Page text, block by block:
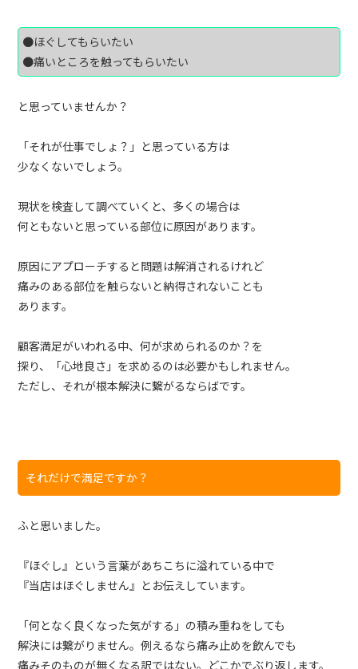
●ほぐしてもらいたい
●痛いところを触ってもらいたい
と思っていませんか？
「それが仕事でしょ？」と思っている方は
少なくないでしょう。
現状を検査して調べていくと、多くの場合は
何ともないと思っている部位に原因があります。
原因にアプローチすると問題は解消されるけれど
痛みのある部位を触らないと納得されないことも
あります。
顧客満足がいわれる中、何が求められるのか？を
探り、「心地良さ」を求めるのは必要かもしれません。
ただし、それが根本解決に繋がるならばです。
それだけで満足ですか？
ふと思いました。
『ほぐし』という言葉があちこちに溢れている中で
『当店はほぐしません』とお伝えしています。
「何となく良くなった気がする」の積み重ねをしても
解決には繋がりません。例えるなら痛み止めを飲んでも
痛みそのものが無くなる訳ではない。どこかでぶり返します。